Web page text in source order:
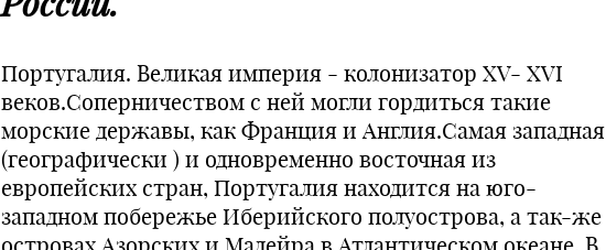
Португалия. Великая империя - колонизатор XV- XVI
веков.Соперничеством с ней могли гордиться такие
морские державы, как Франция и Англия.Самая западная
(географически ) и одновременно восточная из
европейских стран, Португалия находится на юго-
западном побережье Иберийского полуострова, а так-же